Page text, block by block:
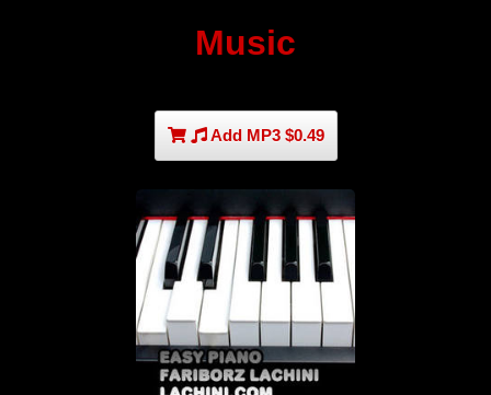
Music
Add MP3 $0.49